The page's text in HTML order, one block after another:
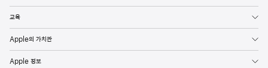
교육
Apple의 가치관
Apple 정보